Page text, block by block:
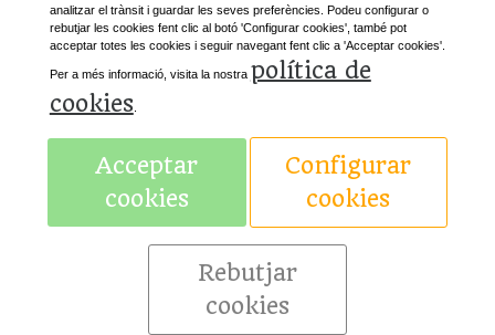
«Anterior Següent
Avís legal
analitzar el trànsit i guardar les seves preferències. Podeu configurar o
rebutjar les cookies fent clic al botó 'Configurar cookies', també pot
acceptar totes les cookies i seguir navegant fent clic a 'Acceptar cookies'.
Per a més informació, visita la nostra política de
cookies
Acceptar
cookies
Configurar
cookies
Rebutjar
cookies